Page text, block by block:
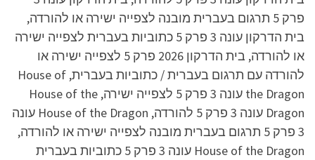
פרק 5 תרגום בעברית מובנה לצפייה ישירה או להורדה,
בית הדרקון עונה 3 פרק 5 כתוביות בעברית לצפייה ישירה
או להורדה, בית הדרקון 2026 פרק 5 לצפייה ישירה או
להורדה עם תרגום בעברית / כתוביות בעברית, House of
the Dragon עונה 3 פרק 5 לצפייה ישירה, House of the
Dragon עונה 3 פרק 5 להורדה, House of the Dragon עונה
3 פרק 5 תרגום בעברית מובנה לצפייה ישירה או להורדה,
House of the Dragon עונה 3 פרק 5 כתוביות בעברית